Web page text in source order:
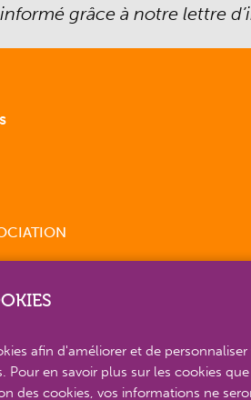
grâce à notre lettre
afin d'améliorer et de
Pour en savoir plus sur les cookies
des cookies, vos informations ne